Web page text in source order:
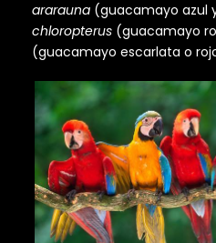
ararauna (guacamayo azul
chloropterus (guacamayo
(guacamayo escarlata o